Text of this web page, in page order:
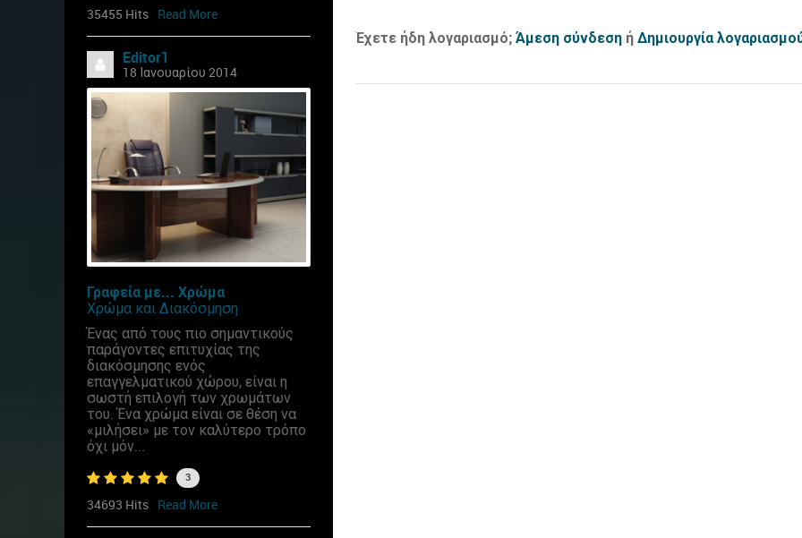
35455 Hits Read More
Editor1
18 Ιανουαρίου 2014
Γραφεία με... Χρώμα
Χρώμα και Διακόσμηση
Ένας από τους πιο σημαντικούς
παράγοντες επιτυχίας της
διακόσμησης ενός
επαγγελματικού χώρου, είναι η
σωστή επιλογή των χρωμάτων
του. Ένα χρώμα είναι σε θέση να
«μιλήσει» με τον καλύτερο τρόπο
όχι μόν...
3
34693 Hits Read More
Έχετε ήδη λογαριασμό; Άμεση σύνδεση ή Δημιουργία